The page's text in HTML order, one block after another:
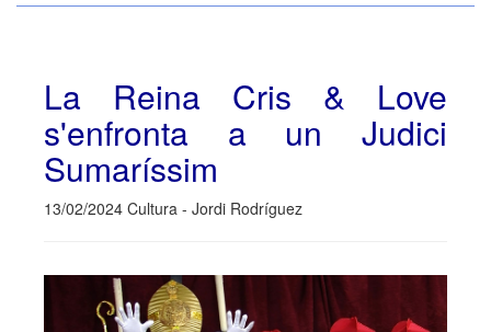
La Reina Cris & Love
s'enfronta a un Judici
Sumaríssim
13/02/2024 Cultura - Jordi Rodríguez